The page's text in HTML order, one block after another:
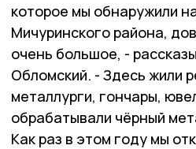
которое мы обнаружили
Мичуринского района,
очень большое, -
Обломский. - Здесь жили
металлурги, гончары,
обрабатывали чёрный
Как раз в этом году мы